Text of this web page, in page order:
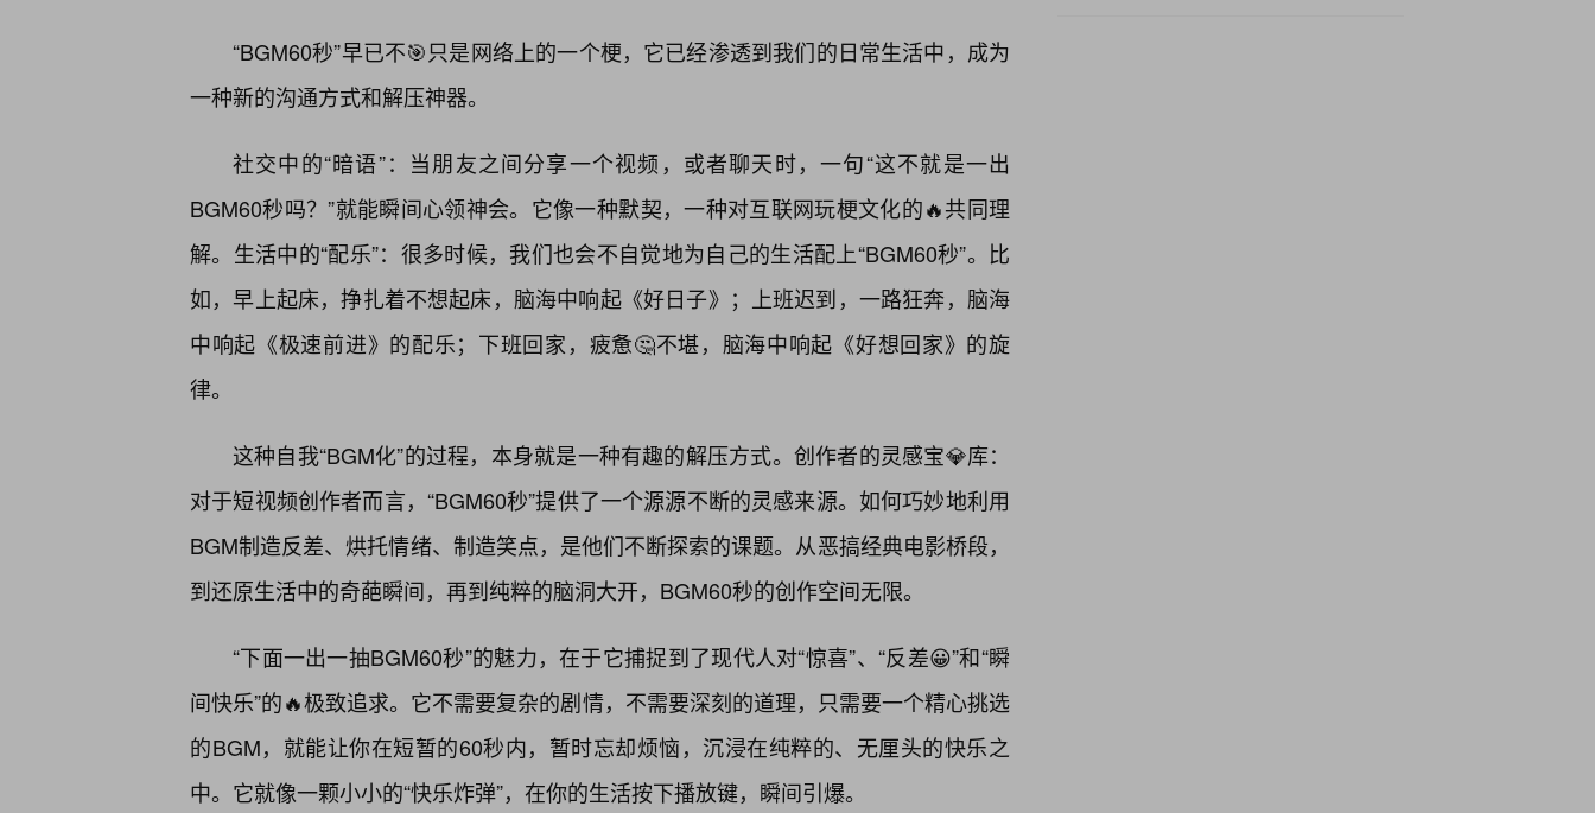
“BGM60秒”早已不🎯只是网络上的一个梗，它已经渗透到我们的日常生活中，成为
一种新的沟通方式和解压神器。
社交中的“暗语”：当朋友之间分享一个视频，或者聊天时，一句“这不就是一出
BGM60秒吗？”就能瞬间心领神会。它像一种默契，一种对互联网玩梗文化的🔥共同理
解。生活中的“配乐”：很多时候，我们也会不自觉地为自己的生活配上“BGM60秒”。比
如，早上起床，挣扎着不想起床，脑海中响起《好日子》；上班迟到，一路狂奔，脑海
中响起《极速前进》的配乐；下班回家，疲惫🤔不堪，脑海中响起《好想回家》的旋
律。
这种自我“BGM化”的过程，本身就是一种有趣的解压方式。创作者的灵感宝💎库：
对于短视频创作者而言，“BGM60秒”提供了一个源源不断的灵感来源。如何巧妙地利用
BGM制造反差、烘托情绪、制造笑点，是他们不断探索的课题。从恶搞经典电影桥段，
到还原生活中的奇葩瞬间，再到纯粹的脑洞大开，BGM60秒的创作空间无限。
“下面一出一抽BGM60秒”的魅力，在于它捕捉到了现代人对“惊喜”、“反差😀”和“瞬
间快乐”的🔥极致追求。它不需要复杂的剧情，不需要深刻的道理，只需要一个精心挑选
的BGM，就能让你在短暂的60秒内，暂时忘却烦恼，沉浸在纯粹的、无厘头的快乐之
中。它就像一颗小小的“快乐炸弹”，在你的生活按下播放键，瞬间引爆。